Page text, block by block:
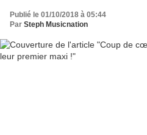
Publié le 01/10/2018 à 05:44
Par Steph Musicnation